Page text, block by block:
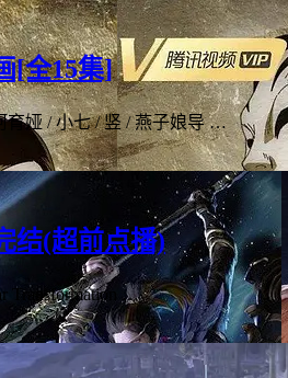
[全15集]
育娅 / 小七 / 竖 / 燕子娘导 …
结(超前点播)
Transformation …